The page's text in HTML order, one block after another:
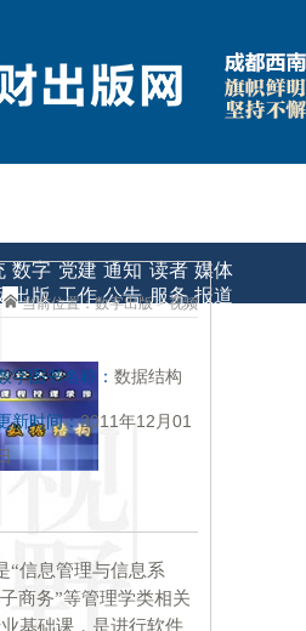
数字
出版
党建
工作
通知
公告
读者
服务
媒体
报道
当前位置：数字出版 >视频
字图书名称：数据结构
新时间：2011年12月01
日
“信息管理与信息系
商务”等管理学类相关
基础课，是进行软件